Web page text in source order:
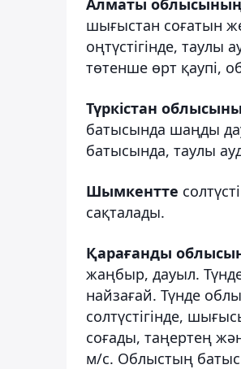
Алматы
шығыстан соғатын
оңтүстігінде, таулы
төтенше өрт қаупі,
Түркістан
батысында шаңды
батысында, таулы
Шымкентте
сақталады.
Қарағанды
жаңбыр, дауыл.
найзағай. Түнде
солтүстігінде,
соғады, таңертең
м/с. Облыстың